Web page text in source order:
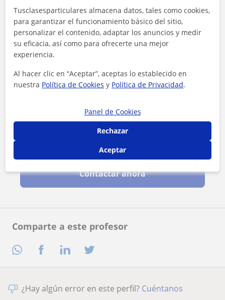
Comparte a este profesor
Contactar ahora
¿Hay algún error en este perfil? Cuéntanos
Tusclasesparticulares almacena datos, tales como cookies,
para garantizar el funcionamiento básico del sitio,
personalizar el contenido, adaptar los anuncios y medir
su eficacia, así como para ofrecerte una mejor
experiencia.
Al hacer clic en “Aceptar”, aceptas lo establecido en
nuestra Política de Cookies y Política de Privacidad.
Panel de Cookies
Rechazar
Aceptar